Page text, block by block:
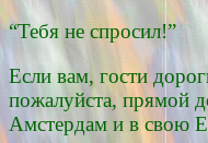
“Тебя не спросил!”
Если вам, гости
пожалуйста, прямой
Амстердам и в свою